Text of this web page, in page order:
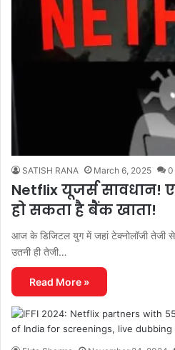
SATISH RANA March 6, 2025 0
Netflix यूजर्स
हो सकता है बैंक खाता!
आज के डिजिटल युग में जहां टेक्नोलॉजी तेजी से
उतनी ही तेजी…
Read More »